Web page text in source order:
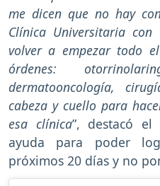
me dicen que no hay
Clínica Universitaria
volver a empezar todo
órdenes:
dermatooncología,
cabeza y cuello para
esa clínica”, destacó
ayuda para poder
próximos 20 días y no